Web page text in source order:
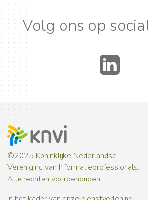
Volg ons op
©2025 Koninklijke Nederlandse
Vereniging van Informatieprofessionals.
Alle rechten voorbehouden.